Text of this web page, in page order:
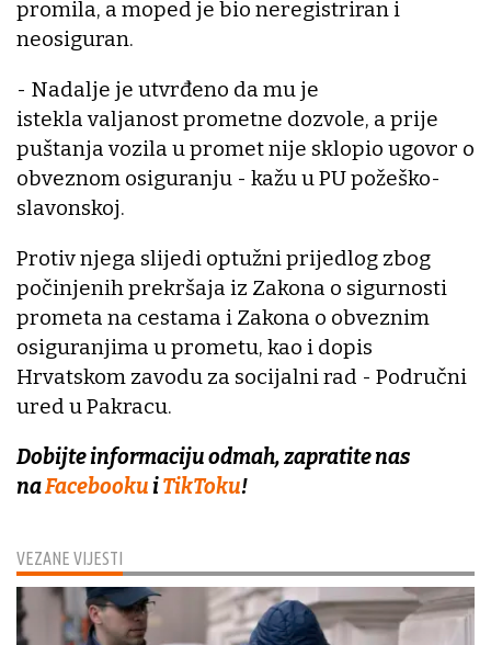
VEZANE VIJESTI
promila, a moped je bio neregistriran i
neosiguran.
- Nadalje je utvrđeno da mu je
istekla valjanost prometne dozvole, a prije
puštanja vozila u promet nije sklopio ugovor o
obveznom osiguranju - kažu u PU požeško-
slavonskoj.
Protiv njega slijedi optužni prijedlog zbog
počinjenih prekršaja iz Zakona o sigurnosti
prometa na cestama i Zakona o obveznim
osiguranjima u prometu, kao i dopis
Hrvatskom zavodu za socijalni rad - Područni
ured u Pakracu.
Dobijte informaciju odmah, zapratite nas
naFacebookuiTikToku!